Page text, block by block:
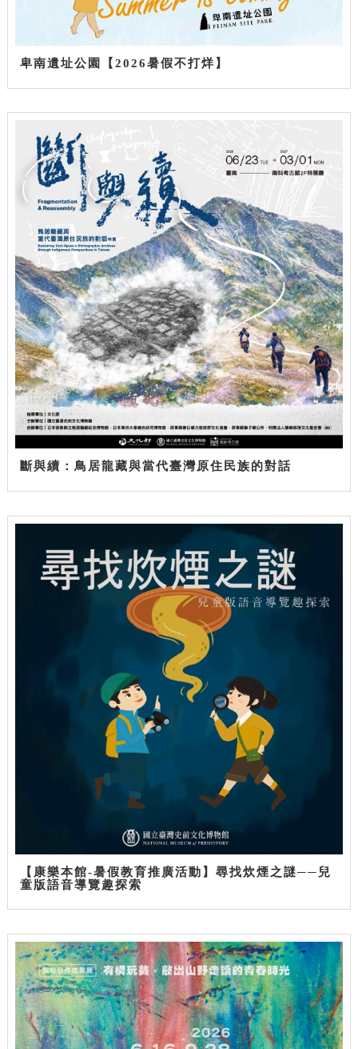
卑南遺址公園【2026暑假不打烊】
斷與續：鳥居龍藏與當代臺灣原住民族的對話
【康樂本館-暑假教育推廣活動】尋找炊煙之謎──兒
童版語音導覽趣探索